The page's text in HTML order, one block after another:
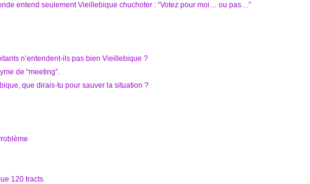
entend seulement Vieillebique chuchoter : “Votez pour moi… ou pas…”
n’entendent-ils pas bien Vieillebique ?
de “meeting”.
que dirais-tu pour sauver la situation ?
120 tracts.